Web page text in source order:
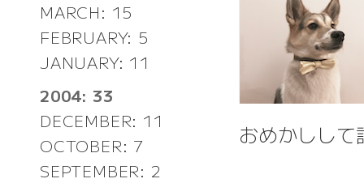
MARCH: 15
FEBRUARY: 5
JANUARY: 11
2004: 33
DECEMBER: 11
OCTOBER: 7
SEPTEMBER: 2
おめかしして